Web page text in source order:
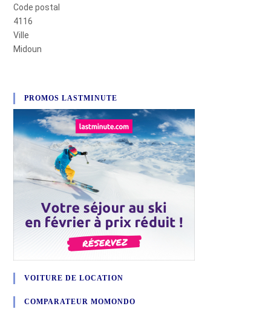
Code postal
4116
Ville
Midoun
PROMOS LASTMINUTE
VOITURE DE LOCATION
COMPARATEUR MOMONDO